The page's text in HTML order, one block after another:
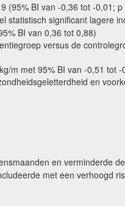
(95% BI van -0,36 tot -0,01; p
statistisch significant lagere
BI van 0,36 tot 0,88)
versus de
m met 95% BI van -0,51 tot -
en
en verminderde de
met een verhoogd